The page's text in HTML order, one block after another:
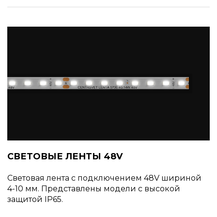
СВЕТОВЫЕ ЛЕНТЫ 48V
Световая лента с подключением 48V шириной
4-10 мм. Представлены модели с высокой
защитой IP65.